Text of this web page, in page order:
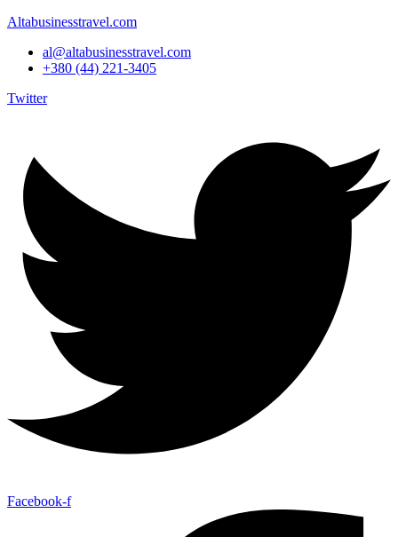
Altabusinesstravel.com
al@altabusinesstravel.com
+380 (44) 221-3405
Twitter
Facebook-f